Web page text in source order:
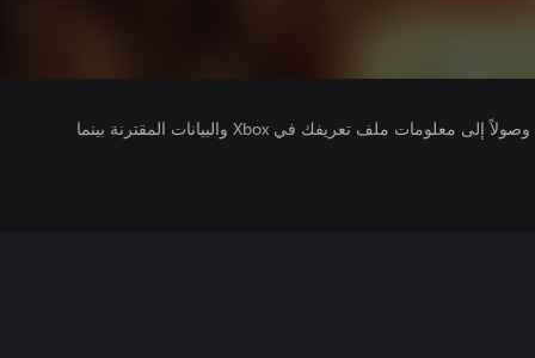
يتلقى ناشرو الألعاب التي تقوم بتشغيلها وصولاً إلى معلومات ملف تعريفك في Xbox والبيانات المقترنة بينما